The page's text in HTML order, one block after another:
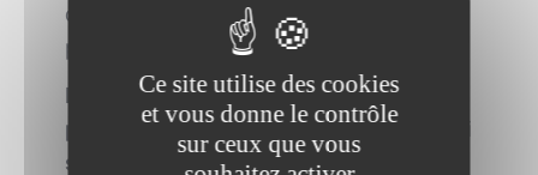
donc de leur fournir un prix (et un bon
prix car sinon ils iront voir ailleurs).
L’innovation consiste à inventer des
produits, des stratégies financières qui
sont originales et adaptés aux besoins
Ce site utilise des cookies
et vous donne le contrôle
sur ceux que vous